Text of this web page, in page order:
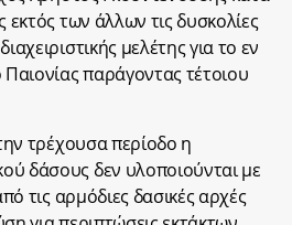
εκτός των άλλων τις δυσκολίες
μελέτης για το εν
παράγοντας τέτοιου
τρέχουσα περίοδο η
δάσους δεν υλοποιούνται με
τις αρμόδιες δασικές αρχές